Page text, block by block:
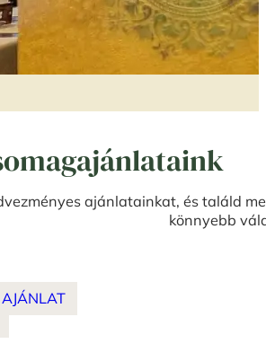
ajánlatainkat, és találd
könnyebb